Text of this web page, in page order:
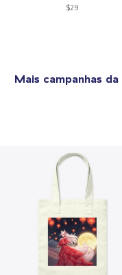
$29
Mais campanhas da